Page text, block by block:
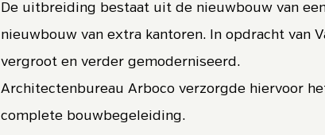
De uitbreiding bestaat uit de nieuwbouw van
nieuwbouw van extra kantoren. In opdracht van
vergroot en verder gemoderniseerd.
Architectenbureau Arboco verzorgde hiervoor
complete bouwbegeleiding.